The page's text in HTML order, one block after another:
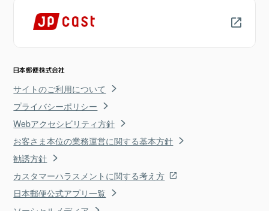
サイトのご利用について
プライバシーポリシー
Webアクセシビリティ方針
お客さま本位の業務運営に関する基本方針
勧誘方針
カスタマーハラスメントに関する考え方
日本郵便公式アプリ一覧